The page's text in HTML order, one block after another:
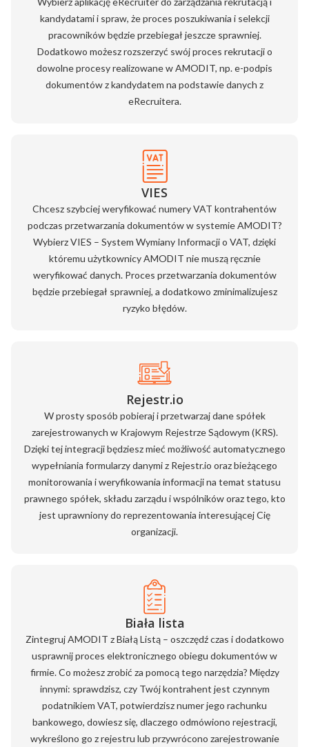
kandydatami i spraw, że proces poszukiwania i selekcji
pracowników będzie przebiegał jeszcze sprawniej.
Dodatkowo możesz rozszerzyć swój proces rekrutacji o
dowolne procesy realizowane w AMODIT, np. e-podpis
dokumentów z kandydatem na podstawie danych z
eRecruitera.
VIES
Chcesz szybciej weryfikować numery VAT kontrahentów
podczas przetwarzania dokumentów w systemie AMODIT?
Wybierz VIES – System Wymiany Informacji o VAT, dzięki
któremu użytkownicy AMODIT nie muszą ręcznie
weryfikować danych. Proces przetwarzania dokumentów
będzie przebiegał sprawniej, a dodatkowo zminimalizujesz
ryzyko błędów.
Rejestr.io
W prosty sposób pobieraj i przetwarzaj dane spółek
zarejestrowanych w Krajowym Rejestrze Sądowym (KRS).
Dzięki tej integracji będziesz mieć możliwość automatycznego
wypełniania formularzy danymi z Rejestr.io oraz bieżącego
monitorowania i weryfikowania informacji na temat statusu
prawnego spółek, składu zarządu i wspólników oraz tego, kto
jest uprawniony do reprezentowania interesującej Cię
organizacji.
Biała lista
Zintegruj AMODIT z Białą Listą – oszczędź czas i dodatkowo
usprawnij proces elektronicznego obiegu dokumentów w
firmie. Co możesz zrobić za pomocą tego narzędzia? Między
innymi: sprawdzisz, czy Twój kontrahent jest czynnym
podatnikiem VAT, potwierdzisz numer jego rachunku
bankowego, dowiesz się, dlaczego odmówiono rejestracji,
wykreślono go z rejestru lub przywrócono zarejestrowanie